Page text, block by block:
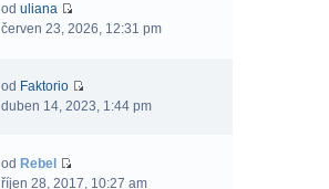
oduliana
červen 23, 2026, 12:31 pm
od Faktorio
duben 14, 2023, 1:44 pm
od Rebel
říjen 28, 2017, 10:27 am